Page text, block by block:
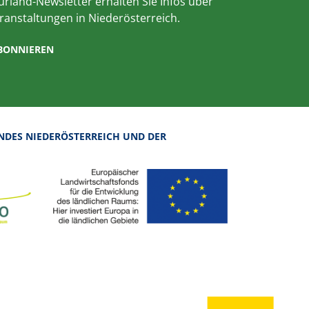
in Niederösterreich.
NIEDERÖSTERREICH UND DER